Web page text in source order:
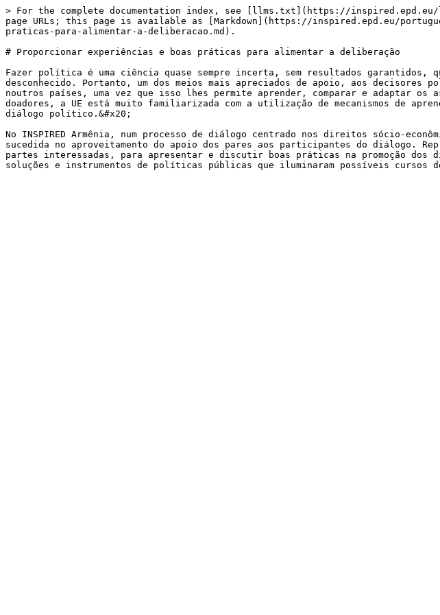
> For the complete documentation index, see [llms.txt](https://
page URLs; this page is available as [Markdown](https://inspired.epd.eu/
praticas-para-alimentar-a-deliberacao.md).
# Proporcionar experiências e boas práticas para alimentar a deliberação
Fazer política é uma ciência quase sempre incerta, sem resultados
desconhecido. Portanto, um dos meios mais apreciados de apoio, aos
noutros países, uma vez que isso lhes permite aprender, comparar e adaptar
doadores, a UE está muito familiarizada com a utilização de mecanismos de
diálogo político.&#x20;
No INSPIRED Armênia, num processo de diálogo centrado nos direitos sócio-
sucedida no aproveitamento do apoio dos pares aos participantes do diálogo.
partes interessadas, para apresentar e discutir boas práticas na promoção dos